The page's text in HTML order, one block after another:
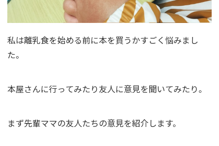
私は離乳食を始める前に本を買うかすごく悩みまし
た。
本屋さんに行ってみたり友人に意見を聞いてみたり。
まず先輩ママの友人たちの意見を紹介します。